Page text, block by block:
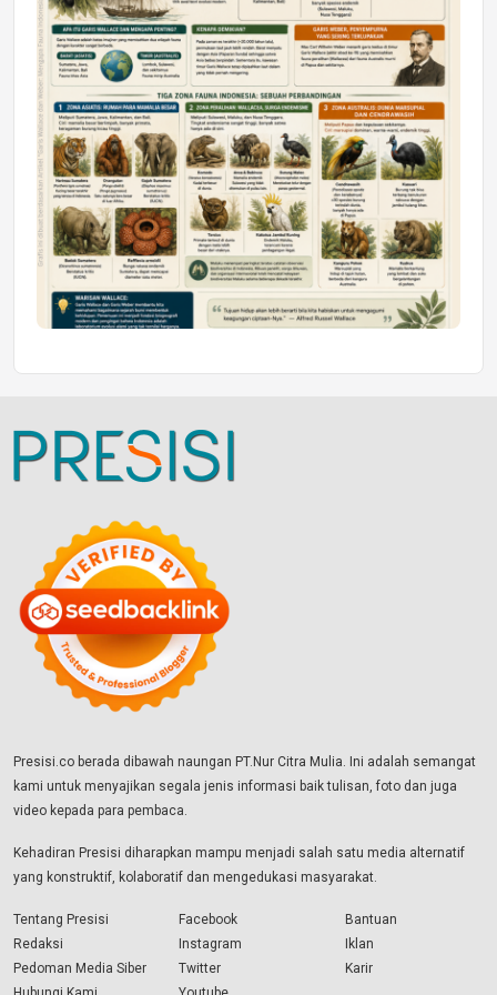
Presisi.co berada dibawah naungan PT.Nur Citra Mulia. Ini adalah semangat
kami untuk menyajikan segala jenis informasi baik tulisan, foto dan juga
video kepada para pembaca.
Kehadiran Presisi diharapkan mampu menjadi salah satu media alternatif
yang konstruktif, kolaboratif dan mengedukasi masyarakat.
Tentang Presisi
Redaksi
Pedoman Media Siber
Facebook
Instagram
Twitter
Bantuan
Iklan
Karir